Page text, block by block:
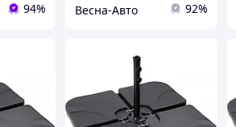
94% Весна-Авто 92%